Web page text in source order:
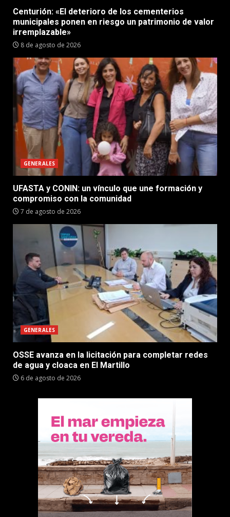
Centurión: «El deterioro de los cementerios
municipales ponen en riesgo un patrimonio de valor
irremplazable»
8 de agosto de 2026
GENERALES
UFASTA y CONIN: un vínculo que une formación y
compromiso con la comunidad
7 de agosto de 2026
GENERALES
OSSE avanza en la licitación para completar redes
de agua y cloaca en El Martillo
6 de agosto de 2026